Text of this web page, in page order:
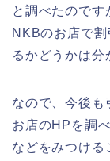
と調べたのです
NKBのお店で
るかどうかは分
なので、今後も
お店のHPを調
などをみつける